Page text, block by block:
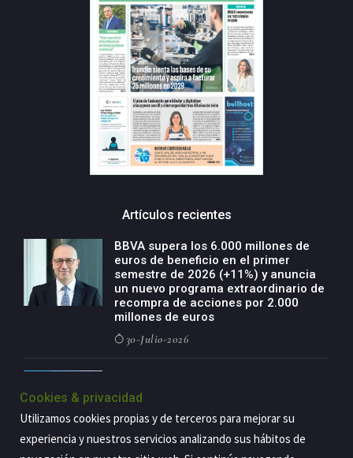
Artículos recientes
BBVA supera los 6.000 millones de
euros de beneficio en el primer
semestre de 2026 (+11%) y anuncia
un nuevo programa extraordinario de
recompra de acciones por 2.000
millones de euros
30-Julio-2026
negocio agro con un modelo global
de especialización presente en siete
países
29-Julio-2026
Cookies & privacidad
Utilizamos cookies propias y de terceros para mejorar su
experiencia y nuestros servicios analizando sus hábitos de